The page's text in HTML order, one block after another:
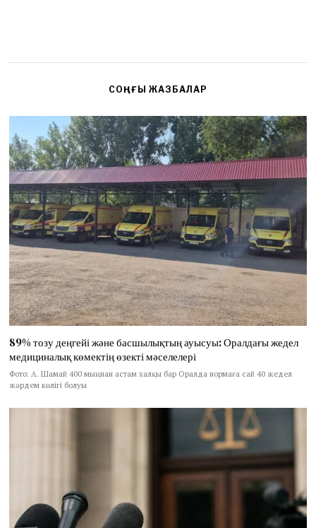
СОҢҒЫ ЖАЗБАЛАР
89% тозу деңгейі және басшылықтың ауысуы: Оралдағы жедел
медициналық көмектің өзекті мәселелері
Фото: А. Шамай 400 мыңнан астам халқы бар Оралда нормаға сай 40 жедел
жәрдем көлігі болуы